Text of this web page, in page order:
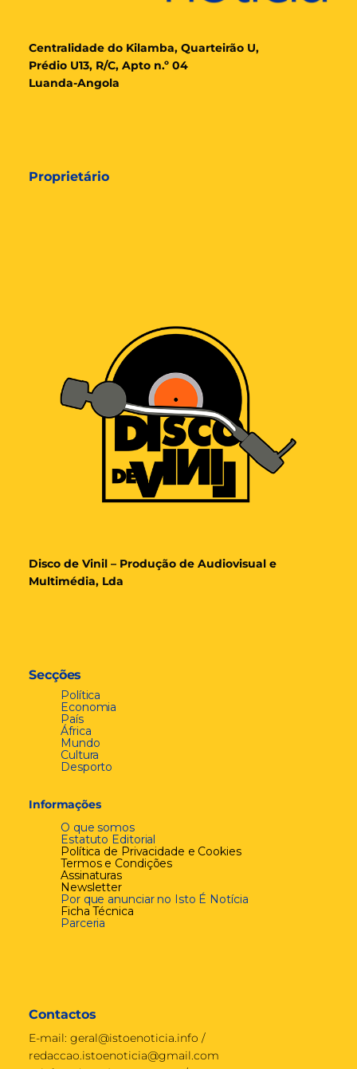
Centralidade do Kilamba, Quarteirão U,
Prédio U13, R/C, Apto n.º 04
Luanda-Angola
Proprietário
Disco de Vinil – Produção de Audiovisual e
Multimédia, Lda
Secções
Política
Economia
País
África
Mundo
Cultura
Desporto
Informações
O que somos
Estatuto Editorial
Política de Privacidade e Cookies
Termos e Condições
Assinaturas
Newsletter
Por que anunciar no Isto É Notícia
Ficha Técnica
Parceria
Contactos
E-mail: geral@istoenoticia.info /
redaccao.istoenoticia@gmail.com